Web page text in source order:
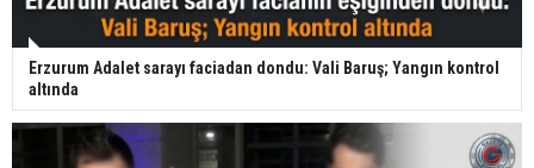
Erzurum Adalet sarayı faciadan dondu: Vali Baruş; Yangın kontrol
altında